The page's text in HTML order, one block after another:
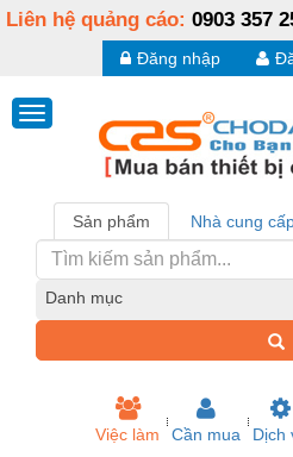
Liên hệ quảng cáo: 0903 357
Đăng nhập
Sản phẩm Nhà cung
Danh mục
Việc làm Cần mua Dịch